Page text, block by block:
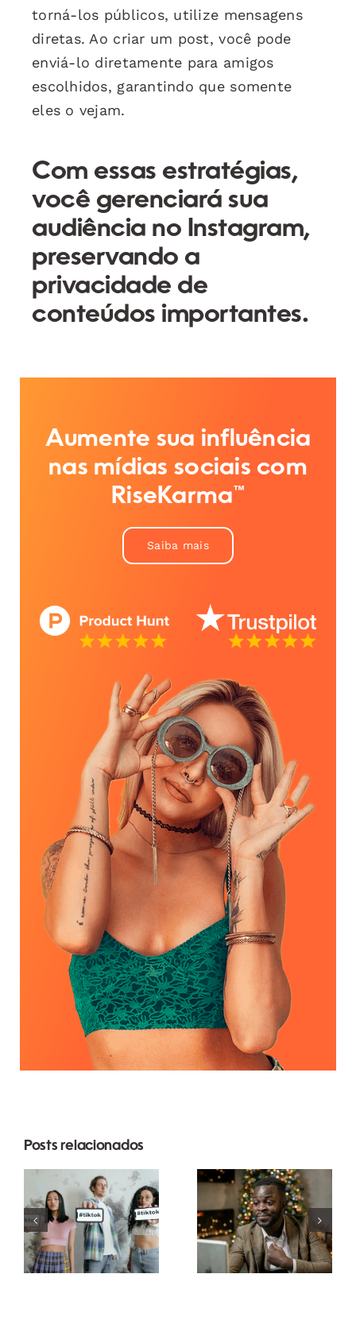
torná-los públicos, utilize mensagens
diretas. Ao criar um post, você pode
enviá-lo diretamente para amigos
escolhidos, garantindo que somente
eles o vejam.
Com essas estratégias,
você gerenciará sua
audiência no Instagram,
preservando a
privacidade de
conteúdos importantes.
Aumente sua influência
nas mídias sociais com
RiseKarma™
Saiba mais
Posts relacionados
Melhores
aplicativos
de edição
de vídeo
para criar
obras-
Como
ocultar
seguidores
no LinkedIn
para manter
a